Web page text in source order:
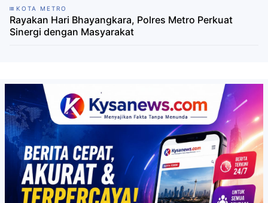
KOTA METRO
Rayakan Hari Bhayangkara, Polres Metro Perkuat
Sinergi dengan Masyarakat